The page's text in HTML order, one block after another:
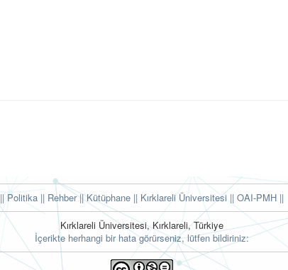
|| Politika || Rehber|| Kütüphane || Kırklareli Üniversitesi || OAI-PMH ||
Kırklareli Üniversitesi, Kırklareli, Türkiye
İçerikte herhangi bir hata görürseniz, lütfen bildiriniz: